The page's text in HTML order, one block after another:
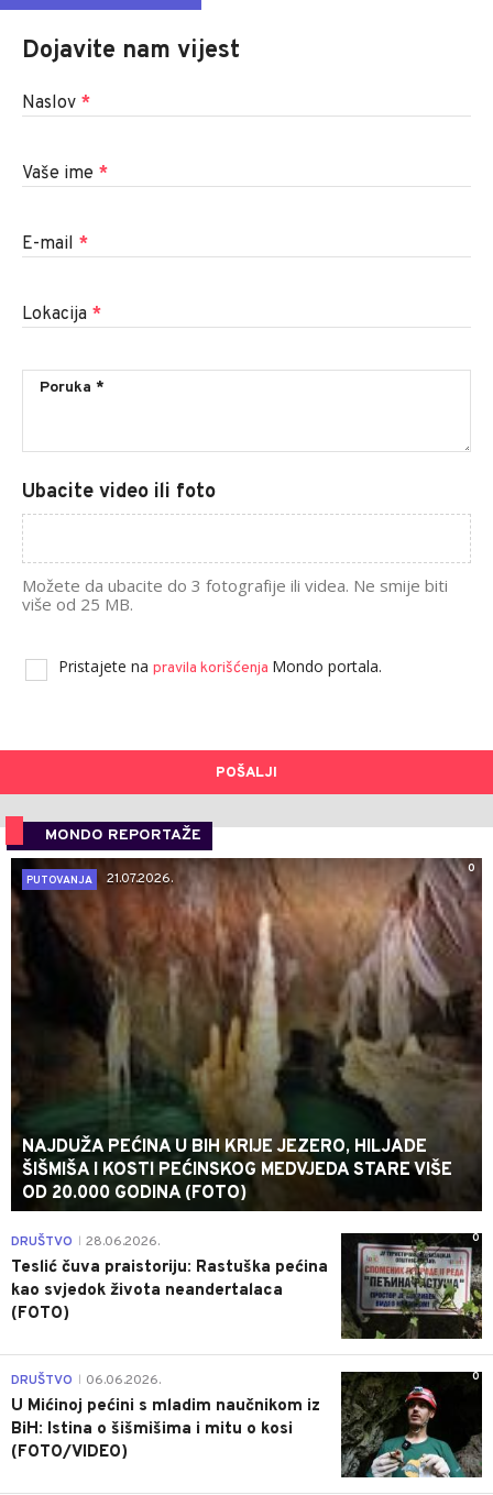
Dojavite nam vijest
Naslov *
Vaše ime *
E-mail *
Lokacija *
Ubacite video ili foto
Možete da ubacite do 3 fotografije ili videa. Ne smije biti
više od 25 MB.
Pristajete na pravila korišćenja Mondo portala.
POŠALJI
MONDO REPORTAŽE
0
PUTOVANJA
21.07.2026.
NAJDUŽA PEĆINA U BIH KRIJE JEZERO, HILJADE
ŠIŠMIŠA I KOSTI PEĆINSKOG MEDVJEDA STARE VIŠE
OD 20.000 GODINA (FOTO)
0
DRUŠTVO 28.06.2026.
Teslić čuva praistoriju: Rastuška pećina
kao svjedok života neandertalaca
(FOTO)
0
DRUŠTVO 06.06.2026.
U Mićinoj pećini s mladim naučnikom iz
BiH: Istina o šišmišima i mitu o kosi
(FOTO/VIDEO)